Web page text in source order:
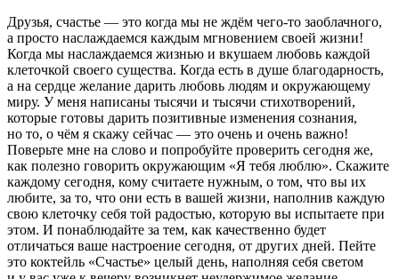
Друзья, счастье — это когда мы не ждём чего-то заоблачного,
а просто наслаждаемся каждым мгновением своей жизни!
Когда мы наслаждаемся жизнью и вкушаем любовь каждой
клеточкой своего существа. Когда есть в душе благодарность,
а на сердце желание дарить любовь людям и окружающему
миру. У меня написаны тысячи и тысячи стихотворений,
которые готовы дарить позитивные изменения сознания,
но то, о чём я скажу сейчас — это очень и очень важно!
Поверьте мне на слово и попробуйте проверить сегодня же,
как полезно говорить окружающим «Я тебя люблю». Скажите
каждому сегодня, кому считаете нужным, о том, что вы их
любите, за то, что они есть в вашей жизни, наполнив каждую
свою клеточку себя той радостью, которую вы испытаете при
этом. И понаблюдайте за тем, как качественно будет
отличаться ваше настроение сегодня, от других дней. Пейте
это коктейль «Счастье» целый день, наполняя себя светом